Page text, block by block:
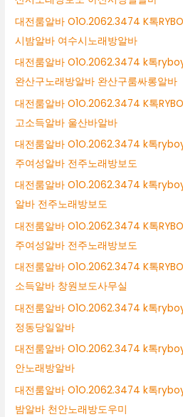
대전룸알바 O1O.2062.3474 K톡
시밤알바 여수시노래방알바
대전룸알바 O1O.2062.3474 k톡
완산구노래방알바 완산구룸싸롱알바
대전룸알바 O1O.2062.3474 K톡
고소득알바 울산바알바
대전룸알바 O1O.2062.3474 k톡
주여성알바 전주노래방보도
대전룸알바 O1O.2062.3474 k톡
알바 전주노래방보도
대전룸알바 O1O.2062.3474 K톡
주여성알바 전주노래방보도
대전룸알바 O1O.2062.3474 K톡
소득알바 창원보도사무실
대전룸알바 O1O.2062.3474 k톡
정동당일알바
대전룸알바 O1O.2062.3474 k톡
안노래방알바
대전룸알바 O1O.2062.3474 k톡
밤알바 천안노래방도우미